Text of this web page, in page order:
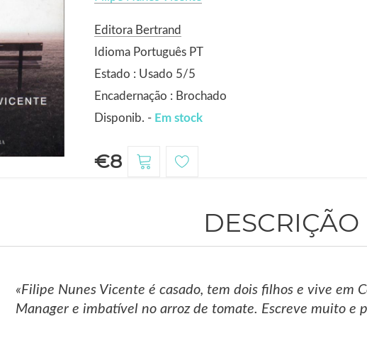
Editora Bertrand
Idioma Português PT
Estado : Usado 5/5
Encadernação : Brochado
Disponib. - Em stock
€8
DESCRIÇÃO
«Filipe Nunes Vicente é casado, tem dois filhos e vive em
Manager e imbatível no arroz de tomate. Escreve muito e